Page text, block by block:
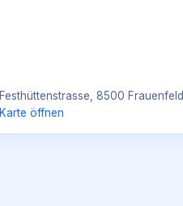
Festhüttenstrasse, 8500 Frauenfeld
Karte öffnen